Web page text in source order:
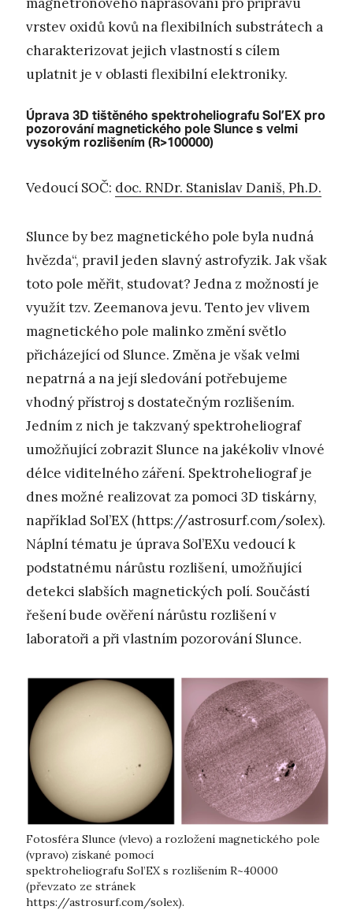
vrstev oxidů kovů na flexibilních substrátech a
charakterizovat jejich vlastností s cílem
uplatnit je v oblasti flexibilní elektroniky.
Úprava 3D tištěného spektroheliografu Sol’EX pro
pozorování magnetického pole Slunce s velmi
vysokým rozlišením (R>100000)
Vedoucí SOČ: doc. RNDr. Stanislav Daniš, Ph.D.
Slunce by bez magnetického pole byla nudná
hvězda“, pravil jeden slavný astrofyzik. Jak však
toto pole měřit, studovat? Jedna z možností je
využít tzv. Zeemanova jevu. Tento jev vlivem
magnetického pole malinko změní světlo
přicházející od Slunce. Změna je však velmi
nepatrná a na její sledování potřebujeme
vhodný přístroj s dostatečným rozlišením.
Jedním z nich je takzvaný spektroheliograf
umožňující zobrazit Slunce na jakékoliv vlnové
délce viditelného záření. Spektroheliograf je
dnes možné realizovat za pomoci 3D tiskárny,
například Sol’EX (https://astrosurf.com/solex).
Náplní tématu je úprava Sol’EXu vedoucí k
podstatnému nárůstu rozlišení, umožňující
detekci slabších magnetických polí. Součástí
řešení bude ověření nárůstu rozlišení v
laboratoři a při vlastním pozorování Slunce.
Fotosféra Slunce (vlevo) a rozložení magnetického pole
(vpravo) získané pomocí
spektroheliografu Sol’EX s rozlišením R~40000
(převzato ze stránek
https://astrosurf.com/solex).